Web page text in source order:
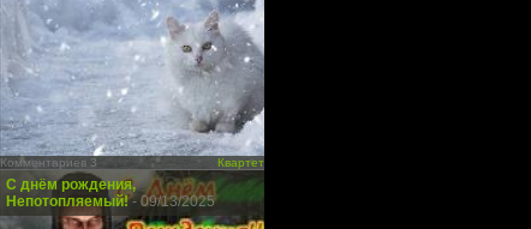
Комментариев 3 Квартет
С днём рождения,
Непотопляемый!- 09/13/2025